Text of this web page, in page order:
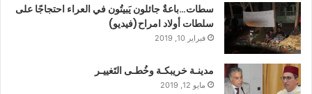
سطات…باعةٌ جائلون يَبيتُون في العراء احتجاجًا على
سلطات أولاد امراح(فيديو)
فبراير 10, 2019
مدينـة خريبكـة وخُطـى التَغييـر
مايو 12, 2019